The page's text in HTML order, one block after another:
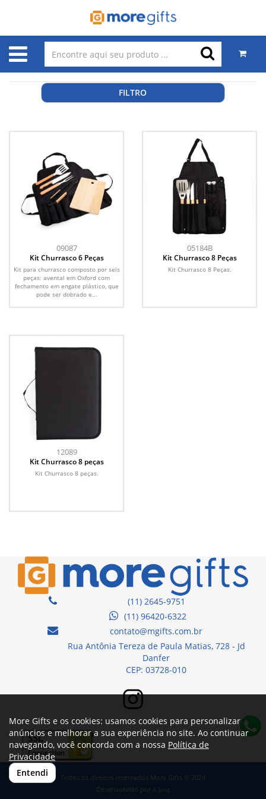
FILTRO
09087
Kit Churrasco 6 Peças
Kit para churrasco composto por seis
peças: avental em Oxford com
fechamento em engate plástico, que
pode ser dobrado e...
05184B
Kit Churrasco 8 Peças
Kit Churrasco 8 Peças.
12089
Kit Churrasco 8 peças
Kit Churrasco 8 peças.
(11) 2645-9751
(11) 96420-6322
contato@mgifts.com.br
Rua Antônia Tereza de Paula Matias, 728 - Jd
Danfer
CEP: 03728-010
Todos os direitos reservados More Gifts © 2024
Desenvolvido por A. Jung
More Gifts e os cookies: usamos cookies para personalizar
anúncios e melhorar a sua experiência no site. Ao continuar
navegando, você concorda com a nossa Política de
Privacidade
Entendi